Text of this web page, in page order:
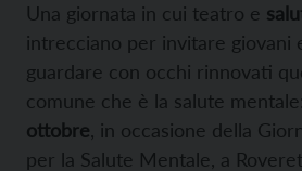
Una giornata in cui teatro e
intrecciano per invitare giovani
guardare con occhi rinnovati
comune che è la salute mentale:
ottobre , in occasione della
per la Salute Mentale, a